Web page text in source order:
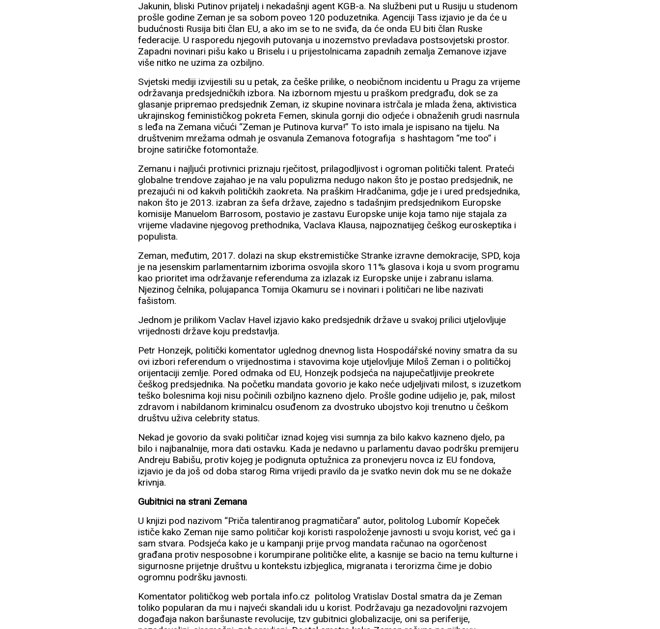
Jakunin, bliski Putinov prijatelj i nekadašnji agent KGB-a. Na službeni put u Rusiju u studenom
prošle godine Zeman je sa sobom poveo 120 poduzetnika. Agenciji Tass izjavio je da će u
budućnosti Rusija biti član EU, a ako im se to ne sviđa, da će onda EU biti član Ruske
federacije. U rasporedu njegovih putovanja u inozemstvo prevladava postsovjetski prostor.
Zapadni novinari pišu kako u Briselu i u prijestolnicama zapadnih zemalja Zemanove izjave
više nitko ne uzima za ozbiljno.
Svjetski mediji izvijestili su u petak, za češke prilike, o neobičnom incidentu u Pragu za vrijeme
održavanja predsjedničkih izbora. Na izbornom mjestu u praškom predgrađu, dok se za
glasanje pripremao predsjednik Zeman, iz skupine novinara istrčala je mlada žena, aktivistica
ukrajinskog feminističkog pokreta Femen, skinula gornji dio odjeće i obnaženih grudi nasrnula
s leđa na Zemana vičući “Zeman je Putinova kurva!” To isto imala je ispisano na tijelu. Na
društvenim mrežama odmah je osvanula Zemanova fotografija s hashtagom “me too” i
brojne satiričke fotomontaže.
Zemanu i najljući protivnici priznaju rječitost, prilagodljivost i ogroman politički talent. Prateći
globalne trendove zajahao je na valu populizma nedugo nakon što je postao predsjednik, ne
prezajući ni od kakvih političkih zaokreta. Na praškim Hradčanima, gdje je i ured predsjednika,
nakon što je 2013. izabran za šefa države, zajedno s tadašnjim predsjednikom Europske
komisije Manuelom Barrosom, postavio je zastavu Europske unije koja tamo nije stajala za
vrijeme vladavine njegovog prethodnika, Vaclava Klausa, najpoznatijeg češkog euroskeptika i
populista.
Zeman, međutim, 2017. dolazi na skup ekstremističke Stranke izravne demokracije, SPD, koja
je na jesenskim parlamentarnim izborima osvojila skoro 11% glasova i koja u svom programu
kao prioritet ima održavanje referenduma za izlazak iz Europske unije i zabranu islama.
Njezinog čelnika, polujapanca Tomija Okamuru se i novinari i političari ne libe nazivati
fašistom.
Jednom je prilikom Vaclav Havel izjavio kako predsjednik države u svakoj prilici utjelovljuje
vrijednosti države koju predstavlja.
Petr Honzejk, politički komentator uglednog dnevnog lista Hospodářské noviny smatra da su
ovi izbori referendum o vrijednostima i stavovima koje utjelovljuje Miloš Zeman i o političkoj
orijentaciji zemlje. Pored odmaka od EU, Honzejk podsjeća na najupečatljivije preokrete
češkog predsjednika. Na početku mandata govorio je kako neće udjeljivati milost, s izuzetkom
teško bolesnima koji nisu počinili ozbiljno kazneno djelo. Prošle godine udijelio je, pak, milost
zdravom i nabildanom kriminalcu osuđenom za dvostruko ubojstvo koji trenutno u češkom
društvu uživa celebrity status.
Nekad je govorio da svaki političar iznad kojeg visi sumnja za bilo kakvo kazneno djelo, pa
bilo i najbanalnije, mora dati ostavku. Kada je nedavno u parlamentu davao podršku premijeru
Andreju Babišu, protiv kojeg je podignuta optužnica za pronevjeru novca iz EU fondova,
izjavio je da još od doba starog Rima vrijedi pravilo da je svatko nevin dok mu se ne dokaže
krivnja.
Gubitnici na strani Zemana
U knjizi pod nazivom “Priča talentiranog pragmatičara” autor, politolog Lubomír Kopeček
ističe kako Zeman nije samo političar koji koristi raspoloženje javnosti u svoju korist, već ga i
sam stvara. Podsjeća kako je u kampanji prije prvog mandata računao na ogorčenost
građana protiv nesposobne i korumpirane političke elite, a kasnije se bacio na temu kulturne i
sigurnosne prijetnje društvu u kontekstu izbjeglica, migranata i terorizma čime je dobio
ogromnu podršku javnosti.
Komentator političkog web portala info.cz politolog Vratislav Dostal smatra da je Zeman
toliko popularan da mu i najveći skandali idu u korist. Podržavaju ga nezadovoljni razvojem
događaja nakon baršunaste revolucije, tzv gubitnici globalizacije, oni sa periferije,